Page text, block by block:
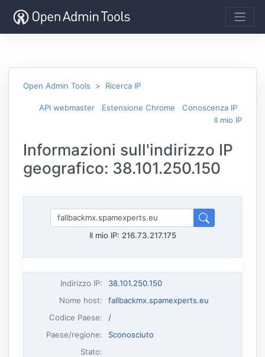
Open Admin Tools Ricerca IP
API webmaster Estensione Chrome
Conoscenza IP
Il mio IP
Informazioni sull'indirizzo IP
geografico: 38.101.250.150
Il mio IP: 216.73.217.175
Indirizzo IP:
38.101.250.150
Nome host:
fallbackmx.spamexperts.eu
Codice Paese:
/
Paese/regione:
Sconosciuto
Stato: